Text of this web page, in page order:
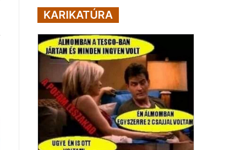
KARIKATÚRA